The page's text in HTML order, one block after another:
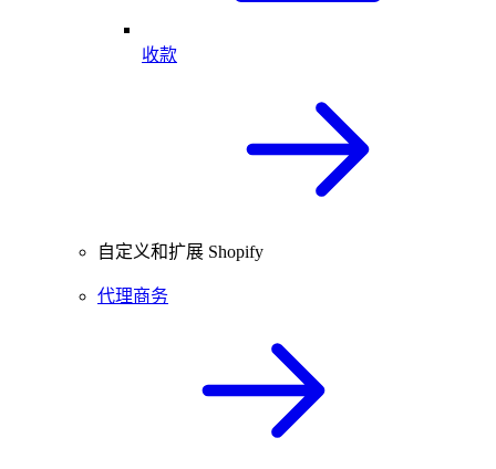
收款
自定义和扩展 Shopify
代理商务